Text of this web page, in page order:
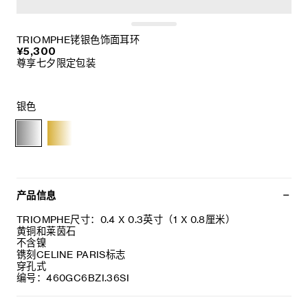
TRIOMPHE铑银色饰面耳环
¥5,300
尊享七夕限定包装
银色
产品信息
TRIOMPHE尺寸：0.4 X 0.3英寸（1 X 0.8厘米）
黄铜和莱茵石
不含镍
镌刻CELINE PARIS标志
穿孔式
编号：460GC6BZI.36SI